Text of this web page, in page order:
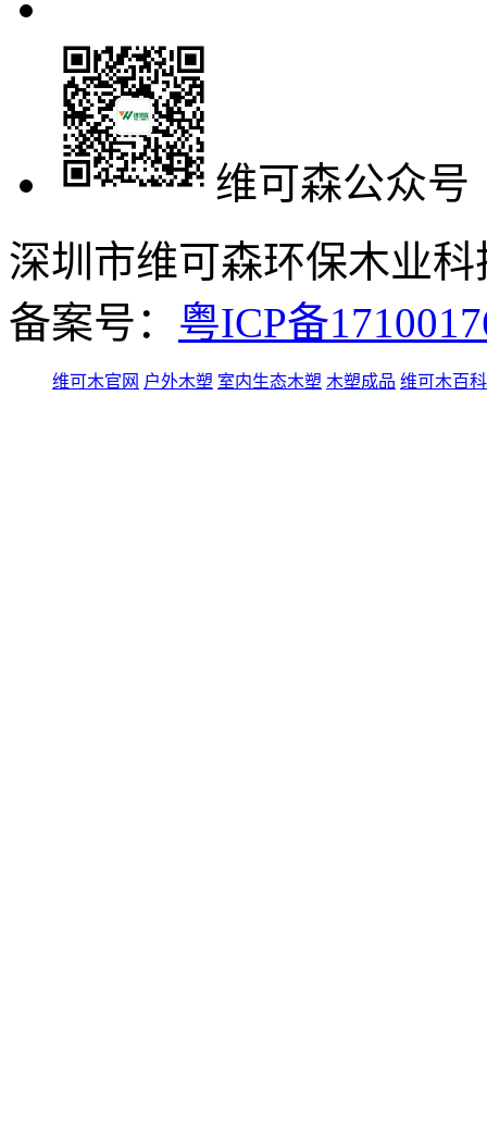
维可森公众号
深圳市维可森环保木业
备案号： 粤ICP备
维可木官网 户外木塑 室内生态木塑 木塑成品 维可木百科